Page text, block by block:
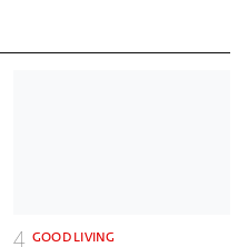
GOOD LIVING